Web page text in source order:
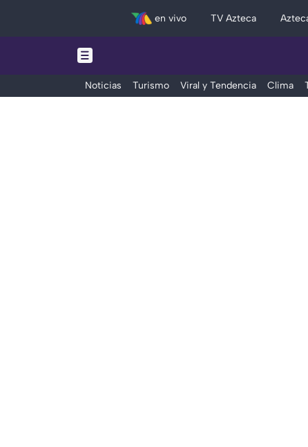
en vivo TV Azteca
Noticias Turismo Viral y Tendencia Clima